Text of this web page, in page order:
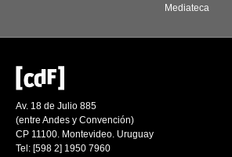
Mediateca
Av. 18 de Julio 885
(entre Andes y Convención)
CP 11100. Montevideo. Uruguay
Tel: [598 2] 1950 7960